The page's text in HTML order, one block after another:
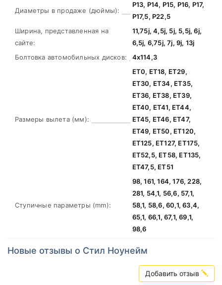
Диаметры в продаже (дюймы):
Р13, Р14, Р15, Р16, Р17,
Р17,5, Р22,5
Ширина, представленная на
сайте:
11,75j, 4,5j, 5j, 5,5j, 6j,
6,5j, 6,75j, 7j, 9j, 13j
Болтовка автомобильных дисков:
4х114,3
Размеры вылета (мм):
ЕТ0, ЕТ18, ЕТ29,
ЕТ30, ЕТ34, ЕТ35,
ЕТ36, ЕТ38, ЕТ39,
ЕТ40, ЕТ41, ЕТ44,
ЕТ45, ЕТ46, ЕТ47,
ЕТ49, ЕТ50, ЕТ120,
ЕТ125, ЕТ127, ЕТ175,
ЕТ52,5, ЕТ58, ЕТ135,
ЕТ47,5, ЕТ51
Ступичные параметры (mm):
98, 161, 164, 176, 228,
281, 54,1, 56,6, 57,1,
58,1, 58,6, 60,1, 63,4,
65,1, 66,1, 67,1, 69,1,
98,6
Новые отзывы о Стил Ноунейм
Добавить отзыв